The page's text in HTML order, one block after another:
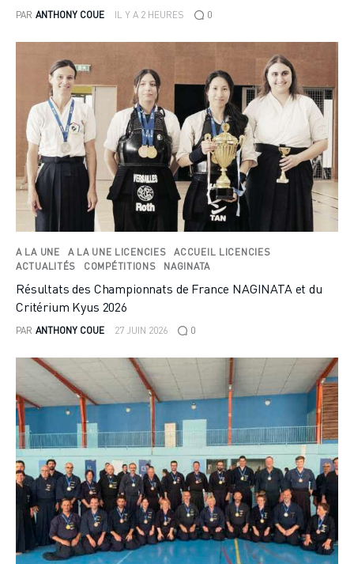
PAR ANTHONY COUE IL Y A 2 HEURES 0
A LA UNE A LA UNE LICENCIES
ACCUEIL LICENCIES
ACTUALITÉS
COMPÉTITIONS NAGINATA
Résultats des Championnats de France NAGINATA et du
Critérium Kyus 2026
PAR ANTHONY COUE 27 JUIN 2026 0